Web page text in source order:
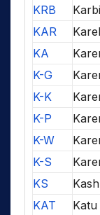
KRB
KAR
KA
K-G
K-K
K-P
K-W
K-S
KS
KAT
Katu